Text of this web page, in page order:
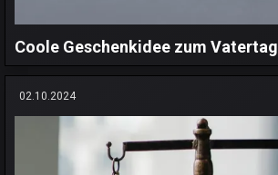
Coole Geschenkidee zum Vatertag
02.10.2024